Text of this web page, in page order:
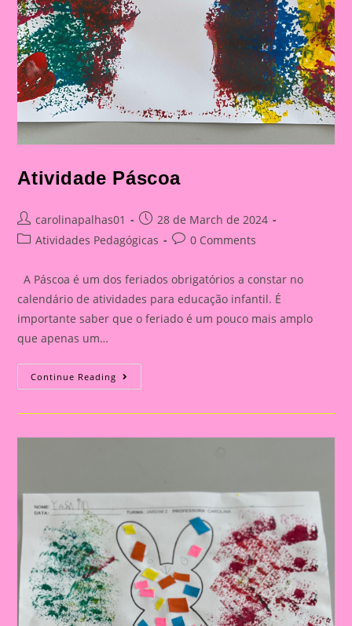
Atividade Páscoa
Post
author:
carolinapalhas01
Post
published:
28 de March de 2024
PostAtividades Pedagógicas
Post0 Comments
A Páscoa é um dos feriados obrigatórios a constar no
calendário de atividades para educação infantil. É
importante saber que o feriado é um pouco mais amplo
que apenas um…
Continue Reading Atividade
Páscoa